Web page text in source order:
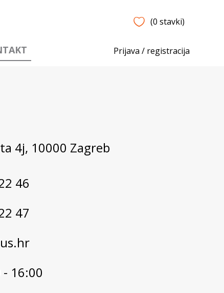
(0 stavki)
Prijava / registracija
4j, 10000 Zagreb
46
47
16:00